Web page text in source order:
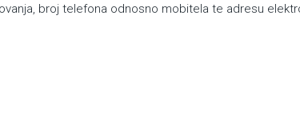
broj telefona odnosno mobitela te adresu